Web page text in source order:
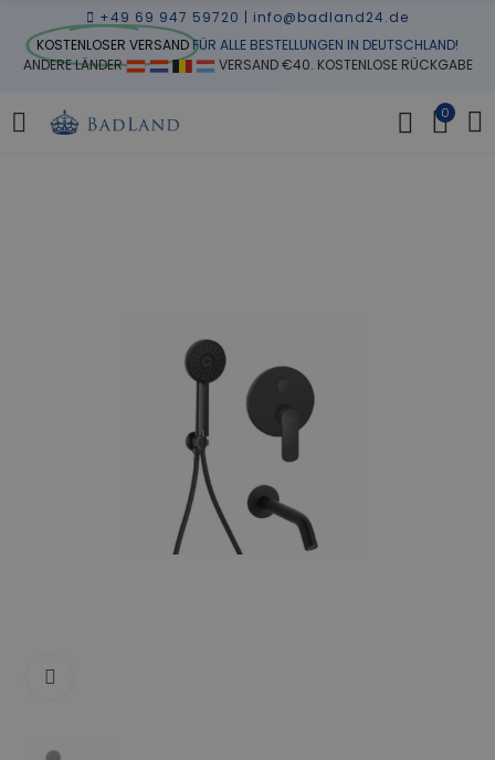
+49 69 947 59720 | info@badland24.de
KOSTENLOSER VERSANDFÜR ALLE BESTELLUNGEN IN DEUTSCHLAND!
ANDERE LÄNDER
VERSAND €40. KOSTENLOSE RÜCKGABE
0